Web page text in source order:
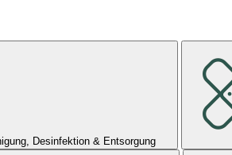
Desinfektion & Entsorgung